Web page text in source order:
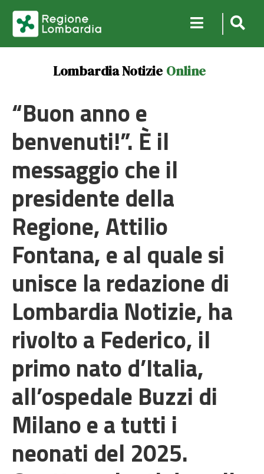
Lombardia Notizie Online
“Buon anno e
benvenuti!”. È il
messaggio che il
presidente della
Regione, Attilio
Fontana, e al quale si
unisce la redazione di
Lombardia Notizie, ha
rivolto a Federico, il
primo nato d’Italia,
all’ospedale Buzzi di
Milano e a tutti i
neonati del 2025.